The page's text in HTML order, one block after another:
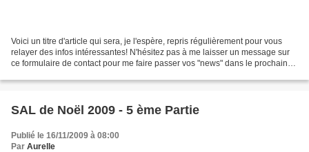
Voici un titre d'article qui sera, je l'espère, repris régulièrement pour vous
relayer des infos intéressantes! N'hésitez pas à me laisser un message sur
ce formulaire de contact pour me faire passer vos "news" dans le prochain
SAL de Noël 2009 - 5 ème Partie
Publié le 16/11/2009 à 08:00
Par Aurelle